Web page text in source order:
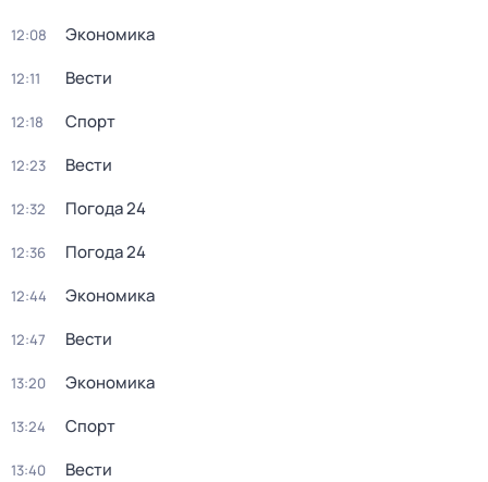
12:08 Экономика
12:11 Вести
12:18 Спорт
12:23 Вести
12:32 Погода 24
12:36 Погода 24
12:44 Экономика
12:47 Вести
13:20 Экономика
13:24 Спорт
13:40 Вести